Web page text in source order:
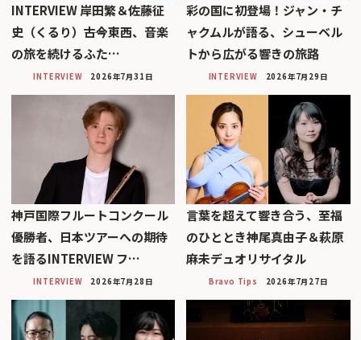
INTERVIEW 岸田繁＆佐藤征
史（くるり）――古今東西、音楽
の旅を続けるふた…
INTERVIEW 2026年7月31日
彩の国に初登場！ジャン・チ
ャクムルが語る、シューベル
トから広がる響きの旅路
INTERVIEW 2026年7月29日
神戸国際フルートコンクール
優勝者、日本ツアーへの期待
を語るINTERVIEW フ…
INTERVIEW 2026年7月28日
言葉を超えて響き合う、至福
のひととき神尾真由子＆萩原
麻未デュオリサイタル
Bravo Tips 2026年7月27日